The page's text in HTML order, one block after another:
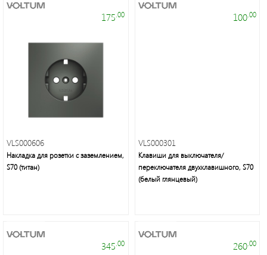
освещение
изделия
декоративное
175 .00
VLS000606
Накладка для розетки с заземлением,
S70 (титан)
100.00
VLS000301
Клавиши для выключателя/
переключателя двухклавишного, S70
(белый глянцевый)
345 .00 260.00